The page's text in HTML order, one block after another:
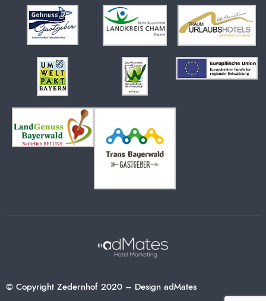
© Copyright Zedernhof 2020 – Design adMates